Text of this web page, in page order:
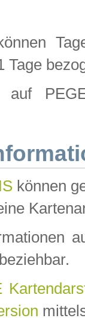
Tage
können
beziehbar.